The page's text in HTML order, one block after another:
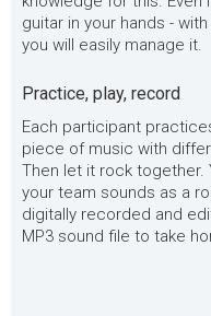
guitar in your hands -
you will easily manage it.
Practice, play, record
Each participant
piece of music with
Then let it rock together.
your team sounds as a
digitally recorded and
MP3 sound file to take